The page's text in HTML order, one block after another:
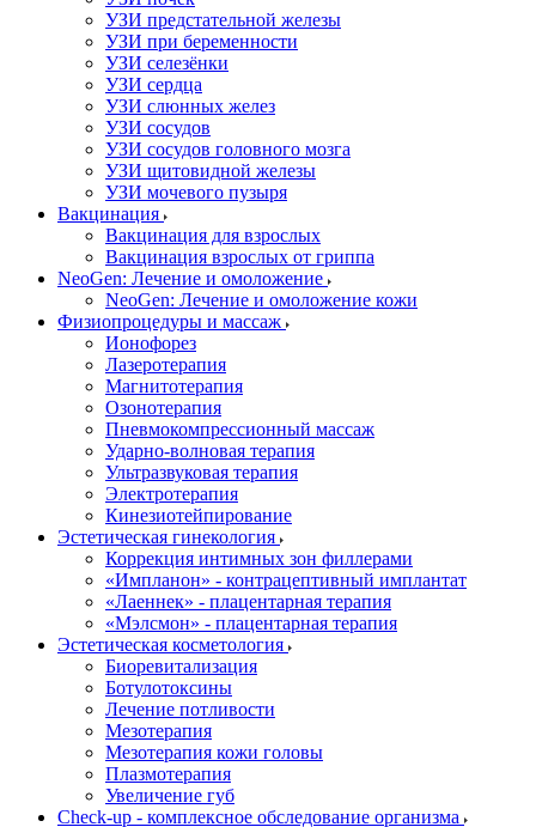
УЗИ предстательной железы
УЗИ при беременности
УЗИ селезёнки
УЗИ сердца
УЗИ слюнных желез
УЗИ сосудов
УЗИ сосудов головного мозга
УЗИ щитовидной железы
УЗИ мочевого пузыря
Вакцинация
Вакцинация для взрослых
Вакцинация взрослых от гриппа
NeoGen: Лечение и омоложение
NeoGen: Лечение и омоложение кожи
Физиопроцедуры и массаж
Ионофорез
Лазеротерапия
Магнитотерапия
Озонотерапия
Пневмокомпрессионный массаж
Ударно-волновая терапия
Ультразвуковая терапия
Электротерапия
Кинезиотейпирование
Эстетическая гинекология
Коррекция интимных зон филлерами
«Импланон» - контрацептивный имплантат
«Лаеннек» - плацентарная терапия
«Мэлсмон» - плацентарная терапия
Эстетическая косметология
Биоревитализация
Ботулотоксины
Лечение потливости
Мезотерапия
Мезотерапия кожи головы
Плазмотерапия
Увеличение губ
Check-up - комплексное обследование организма